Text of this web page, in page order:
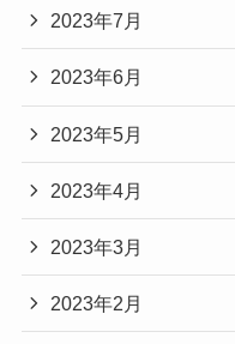
2023年7月
2023年6月
2023年5月
2023年4月
2023年3月
2023年2月